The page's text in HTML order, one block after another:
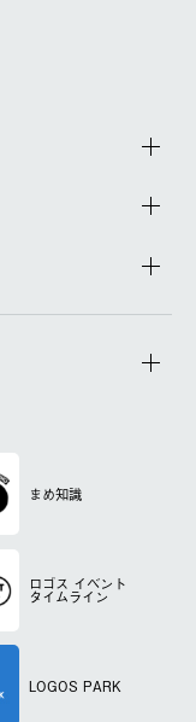
まめ知識
ロゴス イベント
タイムライン
LOGOS PARK